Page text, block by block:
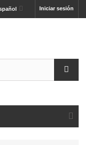
Iniciar sesión